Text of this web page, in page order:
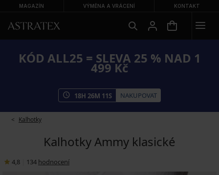
MAGAZÍN VÝMĚNA A VRÁCENÍ KONTAKT
KÓD ALL25 = SLEVA 25 % NAD 1
499 Kč
18H 26M 10S NAKUPOVAT
Kalhotky
Kalhotky Ammy klasické
4,8 134 hodnocení